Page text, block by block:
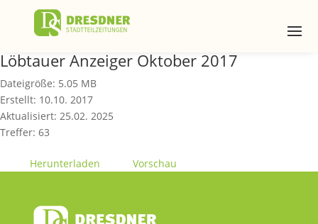
Löbtauer Anzeiger Oktober 2017
Dateigröße: 5.05 MB
Erstellt: 10.10. 2017
Aktualisiert: 25.02. 2025
Treffer: 63
Herunterladen Vorschau